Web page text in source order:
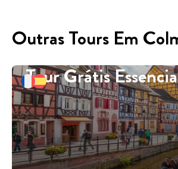
Outras Tours Em
Tour Grátis